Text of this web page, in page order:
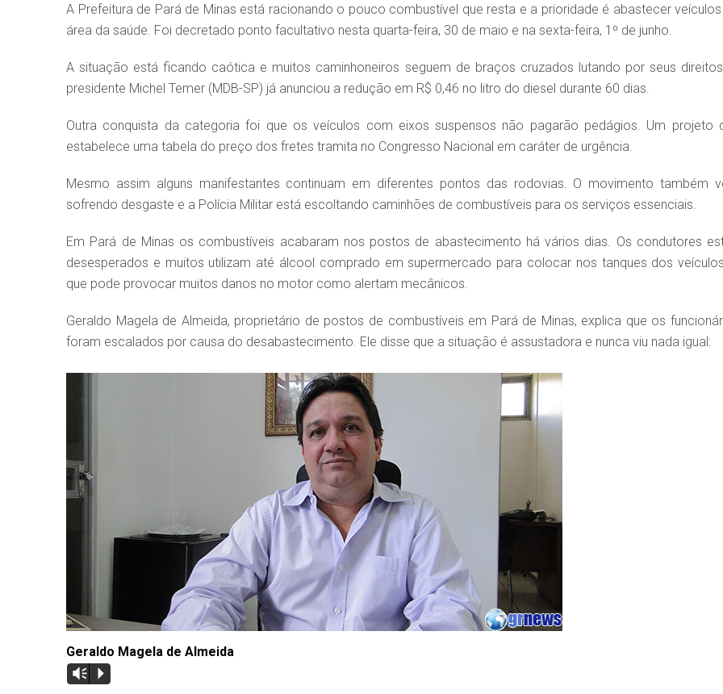
A Prefeitura de Pará de Minas está racionando o pouco combustível que resta e a prioridade é abastecer
área da saúde. Foi decretado ponto facultativo nesta quarta-feira, 30 de maio e na sexta-feira, 1º de junho.
A situação está ficando caótica e muitos caminhoneiros seguem de braços cruzados lutando por seus
presidente Michel Temer (MDB-SP) já anunciou a redução em R$ 0,46 no litro do diesel durante 60 dias.
Outra conquista da categoria foi que os veículos com eixos suspensos não pagarão pedágios. Um projeto
estabelece uma tabela do preço dos fretes tramita no Congresso Nacional em caráter de urgência.
Mesmo assim alguns manifestantes continuam em diferentes pontos das rodovias. O movimento também
sofrendo desgaste e a Polícia Militar está escoltando caminhões de combustíveis para os serviços essenciais.
Em Pará de Minas os combustíveis acabaram nos postos de abastecimento há vários dias. Os condutores
desesperados e muitos utilizam até álcool comprado em supermercado para colocar nos tanques dos
que pode provocar muitos danos no motor como alertam mecânicos.
Geraldo Magela de Almeida, proprietário de postos de combustíveis em Pará de Minas, explica que os
foram escalados por causa do desabastecimento. Ele disse que a situação é assustadora e nunca viu nada igual:
Geraldo Magela de Almeida
Vm P